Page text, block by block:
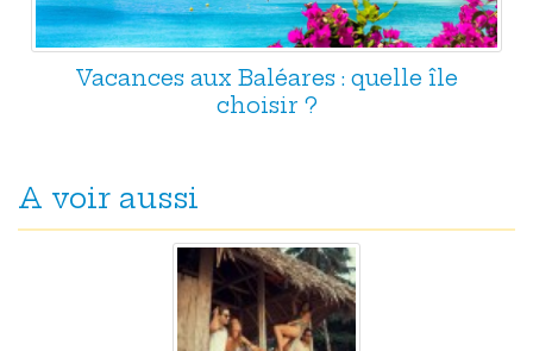
Vacances aux Baléares : quelle île
choisir ?
A voir aussi